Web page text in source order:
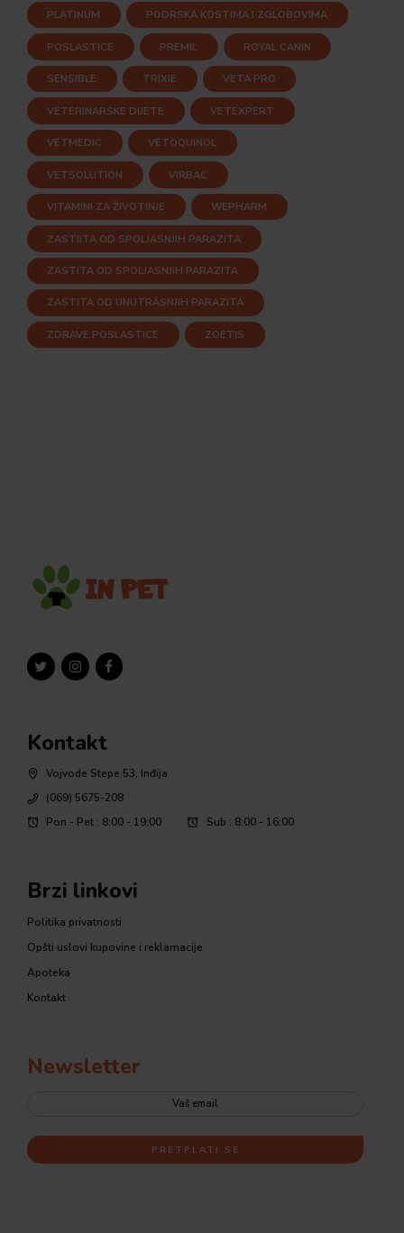
PLATINUM PODRSKA KOSTIMA I ZGLOBOVIMA
POSLASTICE PREMIL ROYAL CANIN
SENSIBLE TRIXIE VETA PRO
VETERINARSKE DIJETE VETEXPERT
VETMEDIC VETOQUINOL
VETSOLUTION VIRBAC
VITAMINI ZA ŽIVOTINJE WEPHARM
ZASTIITA OD SPOLJASNJIH PARAZITA
ZASTITA OD SPOLJASNJIH PARAZITA
ZASTITA OD UNUTRASNJIH PARAZITA
ZDRAVE POSLASTICE ZOETIS
Kontakt
Vojvode Stepe 53, Inđija
(069) 5675-208
Pon - Pet : 8:00 - 19:00
Sub : 8:00 - 16:00
Brzi linkovi
Politika privatnosti
Opšti uslovi kupovine i reklamacije
Apoteka
Kontakt
Newsletter